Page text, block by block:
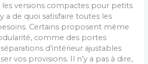
versions compactes pour petits
a de quoi satisfaire toutes les
Certains proposent même
comme des portes
d’intérieur ajustables
vos provisions. Il n’y a pas à dire,